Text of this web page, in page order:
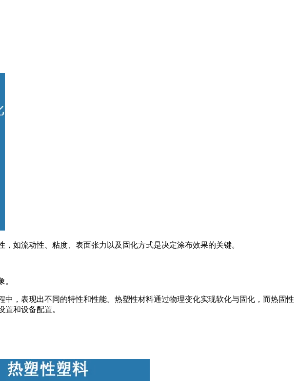
如流动性、粘度、表面张力以及固化方式是决定涂布效果的关键。
，表现出不同的特性和性能。热塑性材料通过物理变化实现软化与固化，而热固性
和设备配置。